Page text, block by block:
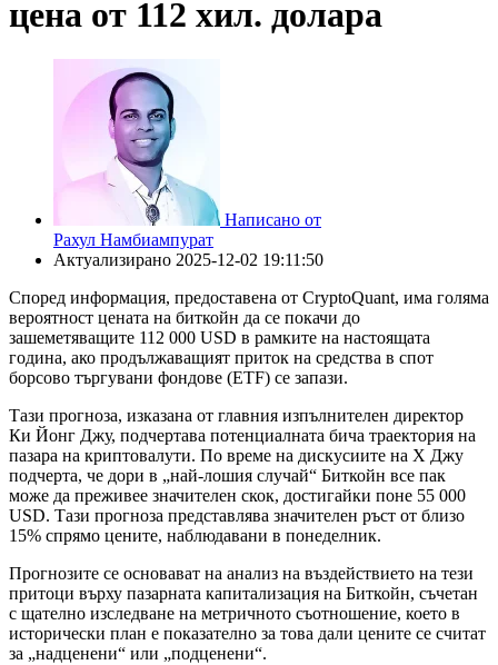
цена от 112 хил. долара
Написано от
Рахул Намбиампурат
Актуализирано 2025-12-02 19:11:50
Според информация, предоставена от CryptoQuant, има голяма
вероятност цената на биткойн да се покачи до
зашеметяващите 112 000 USD в рамките на настоящата
година, ако продължаващият приток на средства в спот
борсово търгувани фондове (ETF) се запази.
Тази прогноза, изказана от главния изпълнителен директор
Ки Йонг Джу, подчертава потенциалната бича траектория на
пазара на криптовалути. По време на дискусиите на X Джу
подчерта, че дори в „най-лошия случай“ Биткойн все пак
може да преживее значителен скок, достигайки поне 55 000
USD. Тази прогноза представлява значителен ръст от близо
15% спрямо цените, наблюдавани в понеделник.
Прогнозите се основават на анализ на въздействието на тези
притоци върху пазарната капитализация на Биткойн, съчетан
с щателно изследване на метричното съотношение, което в
исторически план е показателно за това дали цените се считат
за „надценени“ или „подценени“.